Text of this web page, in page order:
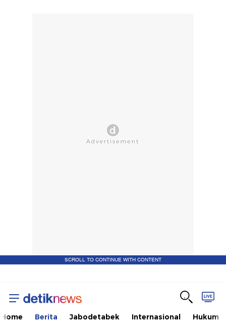
SCROLL TO CONTINUE WITH CONTENT
Home Berita Jabodetabek Internasional Hukum